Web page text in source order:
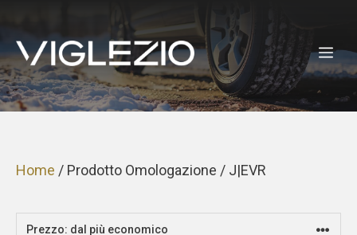
contenuto
Home / Prodotto Omologazione / J|EVR